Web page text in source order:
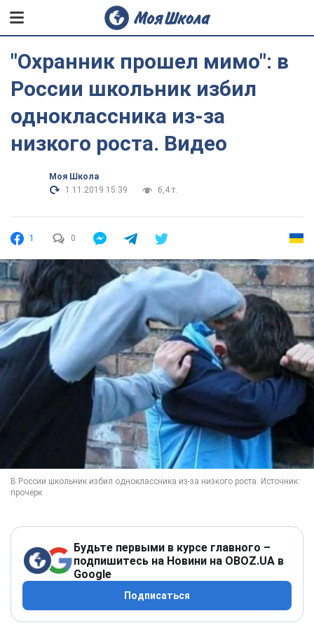
"Охранник прошел мимо": в
России школьник избил
одноклассника из-за
низкого роста. Видео
Моя Школа
1.11.2019 15:39
6,4 т.
1 0
Будьте первыми в курсе главного –
подпишитесь на Новини на OBOZ.UA в
Google
Подписаться